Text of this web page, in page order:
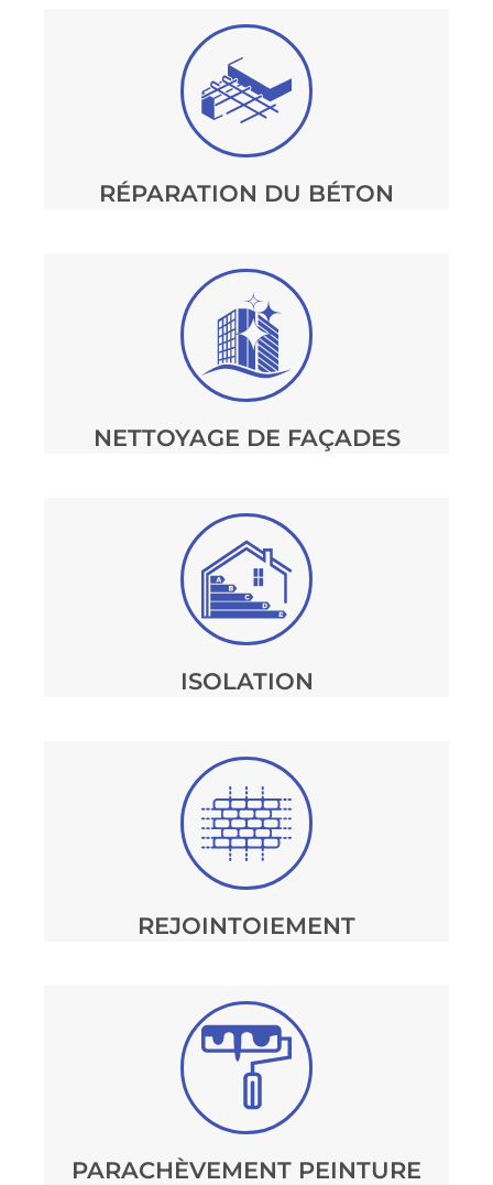
RÉPARATION DU BÉTON
NETTOYAGE DE FAÇADES
ISOLATION
REJOINTOIEMENT
PARACHÈVEMENT PEINTURE